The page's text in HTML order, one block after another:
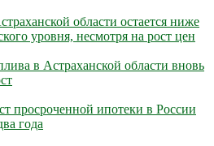
области остается ниже
уровня, несмотря на рост цен
в Астраханской области вновь
просроченной ипотеки в России
года